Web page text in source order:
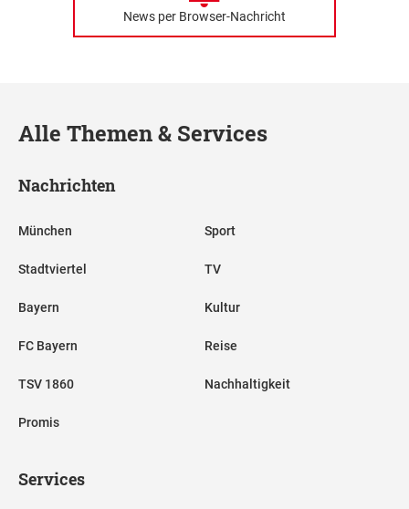
News per Browser-Nachricht
Alle Themen & Services
Nachrichten
München
Stadtviertel
Bayern
FC Bayern
TSV 1860
Promis
Sport
TV
Kultur
Reise
Nachhaltigkeit
Services